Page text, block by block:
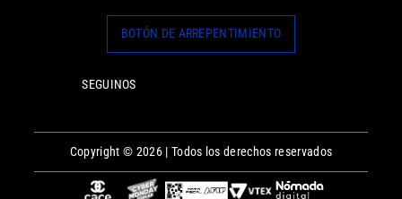
BOTÓN DE ARREPENTIMIENTO
SEGUINOS
Copyright © 2026 | Todos los derechos reservados